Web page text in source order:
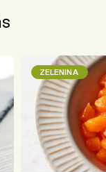
ZELENINA